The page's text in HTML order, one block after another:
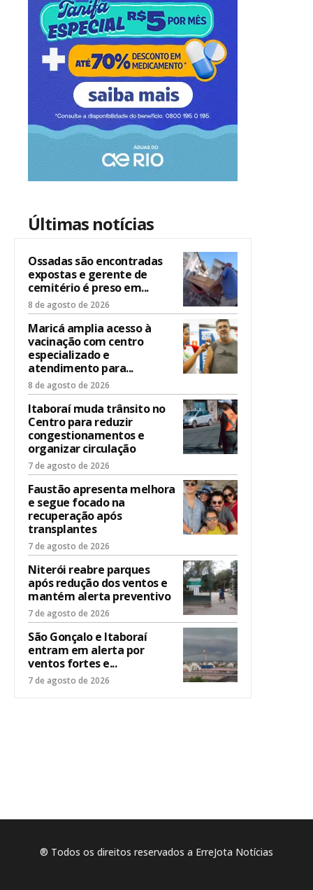
Últimas notícias
Ossadas são encontradas
expostas e gerente de
cemitério é preso em...
8 de agosto de 2026
Maricá amplia acesso à
vacinação com centro
especializado e
atendimento para...
8 de agosto de 2026
Itaboraí muda trânsito no
Centro para reduzir
congestionamentos e
organizar circulação
7 de agosto de 2026
Faustão apresenta melhora
e segue focado na
recuperação após
transplantes
7 de agosto de 2026
Niterói reabre parques
após redução dos ventos e
mantém alerta preventivo
7 de agosto de 2026
São Gonçalo e Itaboraí
entram em alerta por
ventos fortes e...
7 de agosto de 2026
® Todos os direitos reservados a ErreJota Notícias